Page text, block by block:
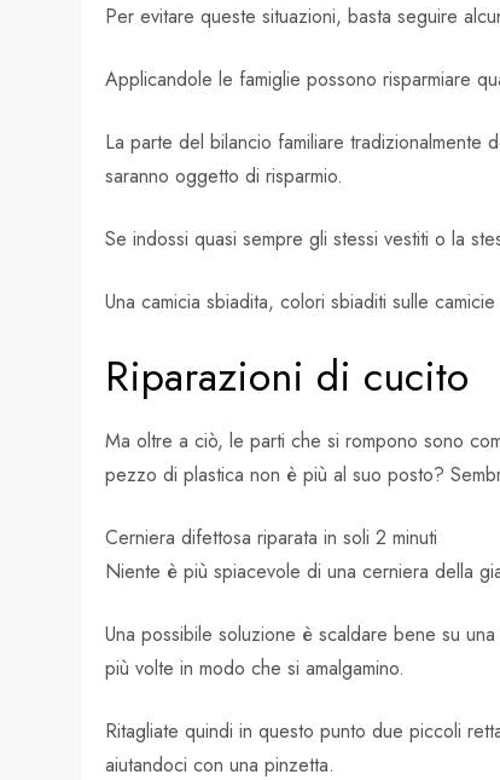
Per evitare queste situazioni, basta seguire
Applicandole le famiglie possono risparmiare
La parte del bilancio familiare tradizionalmente
saranno oggetto di risparmio.
Se indossi quasi sempre gli stessi vestiti o la
Una camicia sbiadita, colori sbiaditi sulle
Riparazioni di cucito
Ma oltre a ciò, le parti che si rompono sono
pezzo di plastica non è più al suo posto?
Cerniera difettosa riparata in soli 2 minuti
Niente è più spiacevole di una cerniera della
Una possibile soluzione è scaldare bene su
più volte in modo che si amalgamino.
Ritagliate quindi in questo punto due piccoli
aiutandoci con una pinzetta.